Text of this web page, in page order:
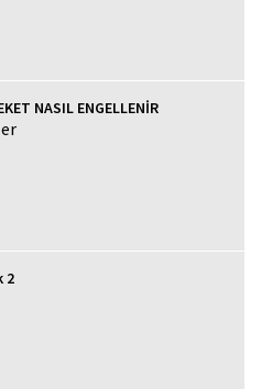
NASIL ENGELLENİR
2